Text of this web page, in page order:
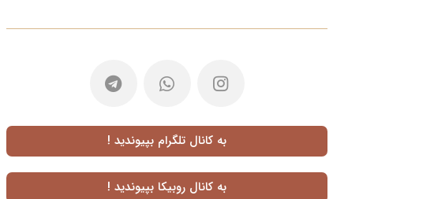
به کانال تلگرام بپیوندید !
به کانال روبیکا بپیوندید !